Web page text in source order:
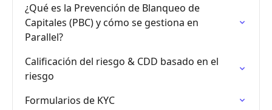
¿Qué es la Prevención de Blanqueo de
Capitales (PBC) y cómo se gestiona en
Parallel?
Calificación del riesgo & CDD basado en el
riesgo
Formularios de KYC